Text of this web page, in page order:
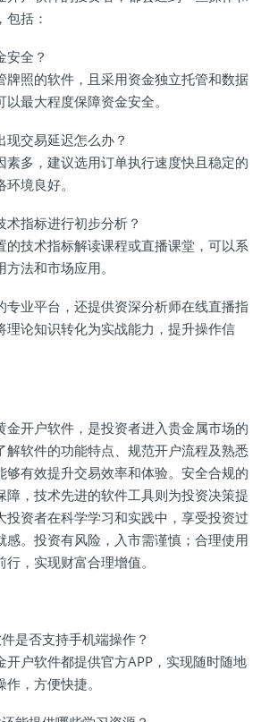
括：
安全？
牌照的软件，且采用资金独立托管和数据
最大程度保障资金安全。
现交易延迟怎么办？
素多，建议选用订单执行速度快且稳定的
境良好。
术指标进行初步分析？
的技术指标解读课程或直播课堂，可以系
法和市场应用。
专业平台，还提供资深分析师在线直播指
理论知识转化为实战能力，提升操作信
金开户软件，是投资者进入贵金属市场的
解软件的功能特点、规范开户流程及熟悉
够有效提升交易效率和体验。安全合规的
障，技术先进的软件工具则为投资决策提
投资者在科学学习和实践中，享受投资过
感。投资有风险，入市需谨慎；合理使用
，实现财富合理增值。
是否支持手机端操作？
开户软件都提供官方APP，实现随时随地
，方便快捷。